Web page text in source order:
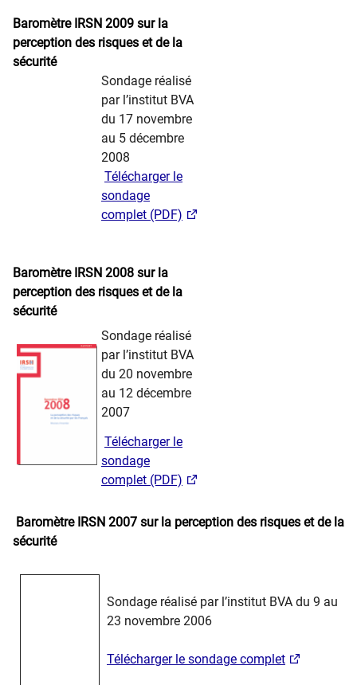
Baromètre IRSN 2009 sur la
perception des risques et de la
sécurité
Sondage réalisé
par l’institut BVA
du 17 novembre
au 5 décembre
2008
Télécharger le
sondage
complet (PDF)
Baromètre IRSN 2008 sur la
perception des risques et de la
sécurité
Sondage réalisé
par l’institut BVA
du 20 novembre
au 12 décembre
2007
Télécharger le
sondage
complet (P​DF)
Baromètre IRSN 2007 sur la perception des risques et de la
sécurité
Sondage réalisé par l’institut BVA du 9 au
23 novembre 2006
Téléch​arger le sondage complet